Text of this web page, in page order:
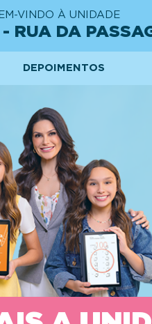
VINDO À UNIDADE
RUA DA
DEPOIMENTOS